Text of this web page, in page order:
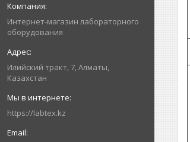
Интернет-магазин лабораторного
оборудования
Илийский тракт, 7, Алматы,
Казахстан
https://labtex.kz